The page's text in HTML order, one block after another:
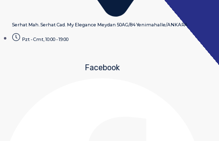
Serhat Mah. Serhat Cad. My Elegance Meydan 50AG/84 Yenimahalle/ANKARA
Pzt - Cmt, 10:00 - 19:00
Facebook